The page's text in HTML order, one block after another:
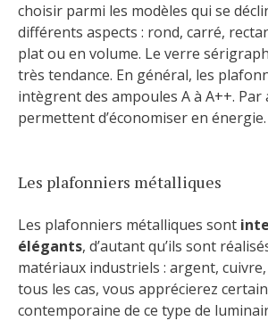
choisir parmi les modèles qui se
différents aspects : rond, carré,
plat ou en volume. Le verre
très tendance. En général, les
intègrent des ampoules A à A++. Par
permettent d’économiser en énergie.
Les plafonniers métalliques
Les plafonniers métalliques sont
élégants, d’autant qu’ils sont
matériaux industriels : argent,
tous les cas, vous apprécierez
contemporaine de ce type de